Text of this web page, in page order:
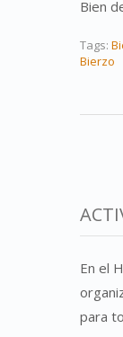
Bien
Tags:
Bierzo
En el
para